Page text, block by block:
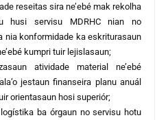
reseitas sira ne’ebé mak rekolha
husi servisu MDRHC nian no
nia konformidade ka eskriturasaun
kumpri tuir lejislasaun;
atividade material ne’ebé
jestaun finanseira planu anuál
orientasaun hosi superiór;
ba órgaun no servisu hotu